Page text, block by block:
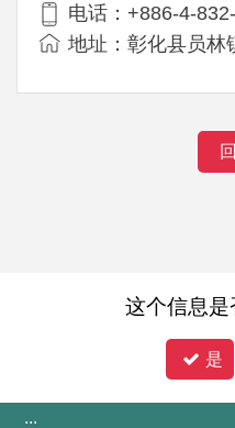
电话：+886-4-
地址：彰化县员林
这个信息
是